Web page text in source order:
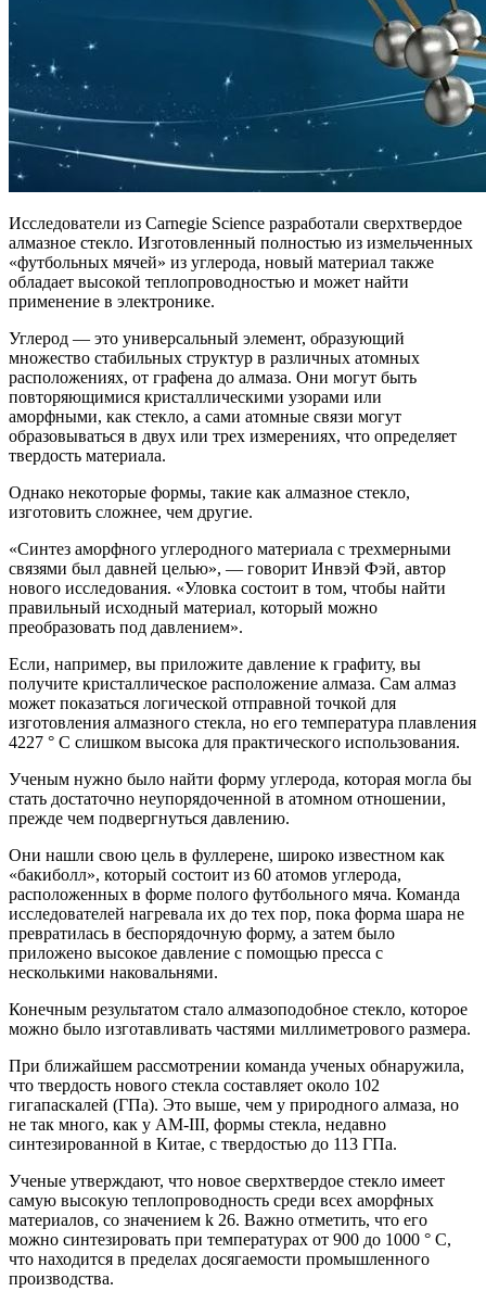
Исследователи из Carnegie Science разработали сверхтвердое
алмазное стекло. Изготовленный полностью из измельченных
«футбольных мячей» из углерода, новый материал также
обладает высокой теплопроводностью и может найти
применение в электронике.
Углерод — это универсальный элемент, образующий
множество стабильных структур в различных атомных
расположениях, от графена до алмаза. Они могут быть
повторяющимися кристаллическими узорами или
аморфными, как стекло, а сами атомные связи могут
образовываться в двух или трех измерениях, что определяет
твердость материала.
Однако некоторые формы, такие как алмазное стекло,
изготовить сложнее, чем другие.
«Синтез аморфного углеродного материала с трехмерными
связями был давней целью», — говорит Инвэй Фэй, автор
нового исследования. «Уловка состоит в том, чтобы найти
правильный исходный материал, который можно
преобразовать под давлением».
Если, например, вы приложите давление к графиту, вы
получите кристаллическое расположение алмаза. Сам алмаз
может показаться логической отправной точкой для
изготовления алмазного стекла, но его температура плавления
4227 ° C слишком высока для практического использования.
Ученым нужно было найти форму углерода, которая могла бы
стать достаточно неупорядоченной в атомном отношении,
прежде чем подвергнуться давлению.
Они нашли свою цель в фуллерене, широко известном как
«бакиболл», который состоит из 60 атомов углерода,
расположенных в форме полого футбольного мяча. Команда
исследователей нагревала их до тех пор, пока форма шара не
превратилась в беспорядочную форму, а затем было
приложено высокое давление с помощью пресса с
несколькими наковальнями.
Конечным результатом стало алмазоподобное стекло, которое
можно было изготавливать частями миллиметрового размера.
При ближайшем рассмотрении команда ученых обнаружила,
что твердость нового стекла составляет около 102
гигапаскалей (ГПа). Это выше, чем у природного алмаза, но
не так много, как у AM-III, формы стекла, недавно
синтезированной в Китае, с твердостью до 113 ГПа.
Ученые утверждают, что новое сверхтвердое стекло имеет
самую высокую теплопроводность среди всех аморфных
материалов, со значением k 26. Важно отметить, что его
можно синтезировать при температурах от 900 до 1000 ° C,
что находится в пределах досягаемости промышленного
производства.